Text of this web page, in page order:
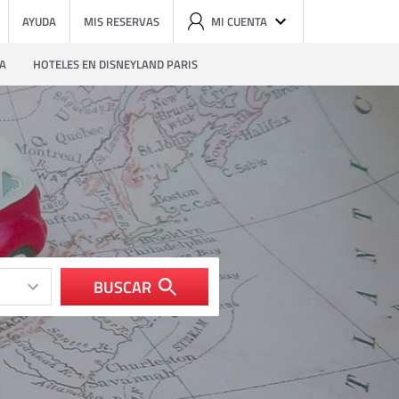
AYUDA MIS RESERVAS MI CUENTA
HOTELES EN DISNEYLAND PARIS
BUSCAR